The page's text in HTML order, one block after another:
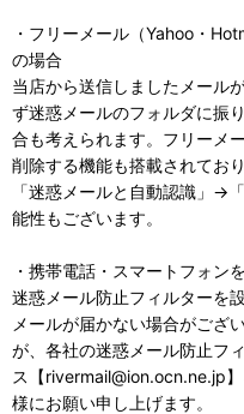
・フリーメール（Yahoo・
の場合
当店から送信しましたメール
ず迷惑メールのフォルダに振
合も考えられます。フリーメ
削除する機能も搭載されてお
「迷惑メールと自動認識」→
能性もございます。
・携帯電話・スマートフォン
迷惑メール防止フィルターを
メールが届かない場合がござ
が、各社の迷惑メール防止フ
ス【rivermail@ion.ocn.ne.jp
様にお願い申し上げます。